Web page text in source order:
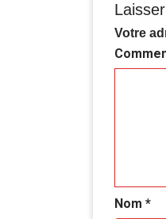
Votre
Nom *